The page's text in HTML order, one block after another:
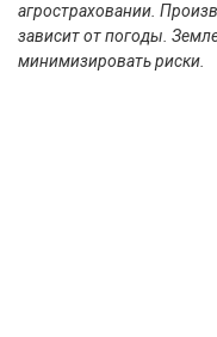
агростраховании.
зависит от погоды.
минимизировать риски.